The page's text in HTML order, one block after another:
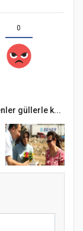
0
güllerle k...